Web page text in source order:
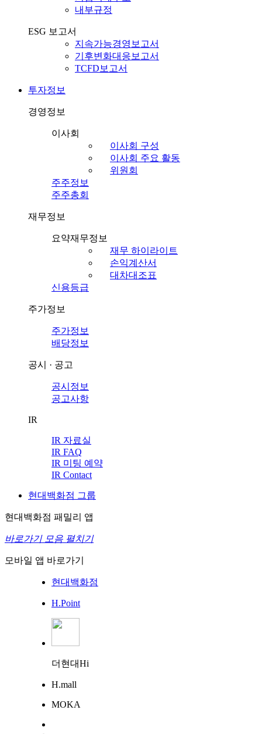
내부규정
ESG 보고서
지속가능경영보고서
기후변화대응보고서
TCFD보고서
투자정보
경영정보
이사회
이사회 구성
이사회 주요 활동
위원회
주주정보
주주총회
재무정보
요약재무정보
재무 하이라이트
손익계산서
대차대조표
신용등급
주가정보
주가정보
배당정보
공시 · 공고
공시정보
공고사항
IR
IR 자료실
IR FAQ
IR 미팅 예약
IR Contact
현대백화점 그룹
현대백화점 패밀리 앱
바로가기 모음 펼치기
모바일 앱 바로가기
현대백화점
H.Point
더현대Hi
H.mall
MOKA